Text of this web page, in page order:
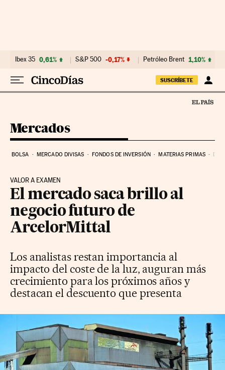
Ibex 35 0,61% S&P 500 -0,17% Petróleo Brent 1,10%
SUSCRÍBETE
Mercados
BOLSA MERCADO DIVISAS FONDOS DE INVERSIÓN MATERIAS PRIMAS
VALOR A EXAMEN
El mercado saca brillo al
negocio futuro de
ArcelorMittal
Los analistas restan importancia al
impacto del coste de la luz, auguran más
crecimiento para los próximos años y
destacan el descuento que presenta